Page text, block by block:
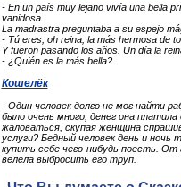
- En un país muy lejano vivía una bella
vanidosa.
La madrastra preguntaba a su espejo
- Tú eres, oh reina, la más hermosa de
Y fueron pasando los años. Un día la
- ¿Quién es la más bella?
Кошелёк
- Один человек долго не мог найти
было очень много, денег она платила
жаловаться, скупая женщина
услуги? Бедный человек день и
купить себе чего-нибудь поесть.
велела выбросить его труп.